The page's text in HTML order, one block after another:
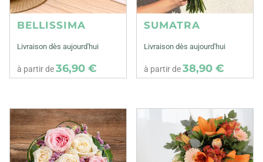
BELLISSIMA
Livraison dès aujourd'hui
à partir de36,90 €
SUMATRA
Livraison dès aujourd'hui
à partir de38,90 €